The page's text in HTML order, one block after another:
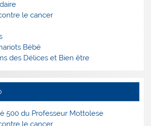
le cancer
Bébé
des Délices et Bien être
500 du Professeur Mottolese
le cancer